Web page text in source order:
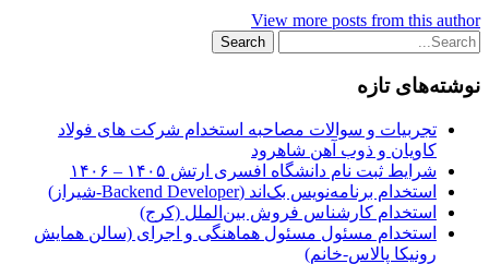
View more posts from this author
نوشته‌های تازه
تجربیات و سوالات مصاحبه استخدام شرکت های فولاد
کاویان و ذوب آهن شاهرود
شرایط ثبت نام دانشگاه افسری ارتش ۱۴۰۵ – ۱۴۰۶
استخدام برنامه‌نویس بک‌اند (Backend Developer-شیراز)
استخدام کارشناس فروش بین‌الملل (کرج)
استخدام مسئول مسئول هماهنگی و اجرای (سالن همایش
رونیکا پالاس-خانم)